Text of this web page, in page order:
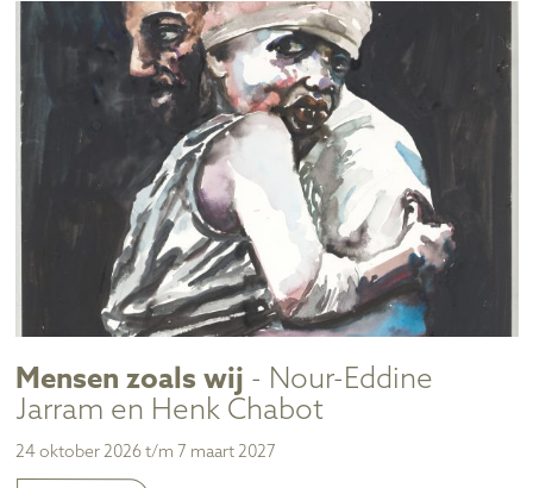
Mensen zoals wij - Nour-Eddine
Jarram en Henk Chabot
24 oktober 2026 t/m 7 maart 2027